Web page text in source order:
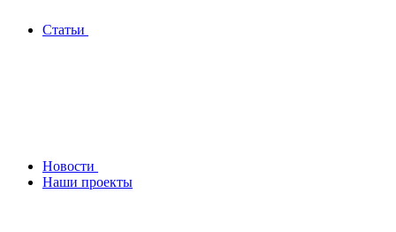
Статьи
Новости
Наши проекты